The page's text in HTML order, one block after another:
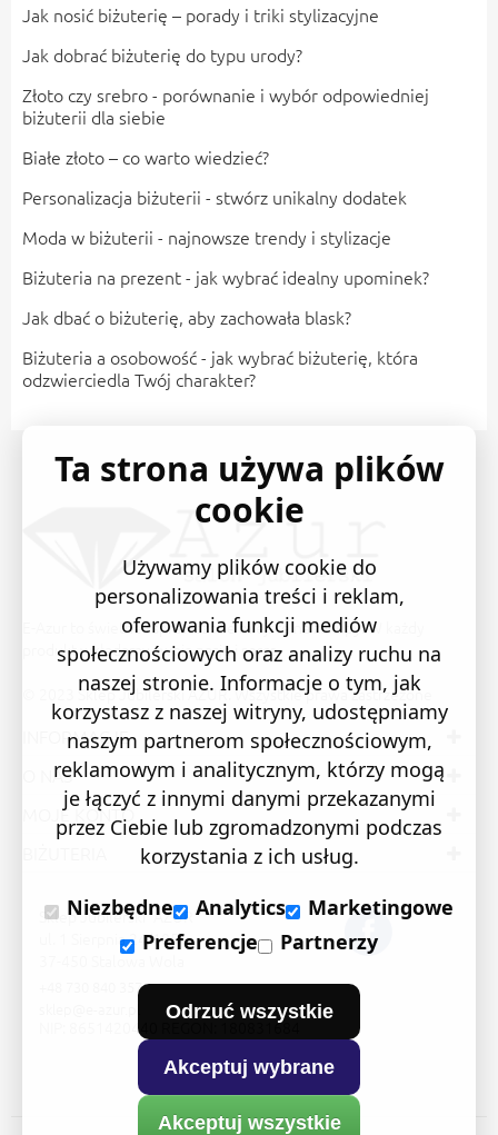
Jak nosić biżuterię – porady i triki stylizacyjne
Jak dobrać biżuterię do typu urody?
Złoto czy srebro - porównanie i wybór odpowiedniej
biżuterii dla siebie
Białe złoto – co warto wiedzieć?
Personalizacja biżuterii - stwórz unikalny dodatek
Moda w biżuterii - najnowsze trendy i stylizacje
Biżuteria na prezent - jak wybrać idealny upominek?
Jak dbać o biżuterię, aby zachowała blask?
Biżuteria a osobowość - jak wybrać biżuterię, która
odzwierciedla Twój charakter?
E-Azur to świetne i sprawdzone miejsce na zakupy. W każdy
produkt wkładamy swoją pasję i serce.
© 2023 Sklep Jubilerski AZUR. Wszystkie prawa zastrzeżone
INFORMACJE
O NAS
MOJE KONTO
Sklep Jubilerski "AZUR"
ul. 1 Sierpnia 24/105
37-450 Stalowa Wola
+48 730 840 357
NIP: 8651420440 REGON: 180831684
Ta strona używa plików
cookie
Używamy plików cookie do
personalizowania treści i reklam,
oferowania funkcji mediów
społecznościowych oraz analizy ruchu na
naszej stronie. Informacje o tym, jak
korzystasz z naszej witryny, udostępniamy
naszym partnerom społecznościowym,
reklamowym i analitycznym, którzy mogą
je łączyć z innymi danymi przekazanymi
przez Ciebie lub zgromadzonymi podczas
korzystania z ich usług.
Niezbędne
Analytics
Marketingowe
Preferencje
Partnerzy
Odrzuć wszystkie
Akceptuj wybrane
Akceptuj wszystkie